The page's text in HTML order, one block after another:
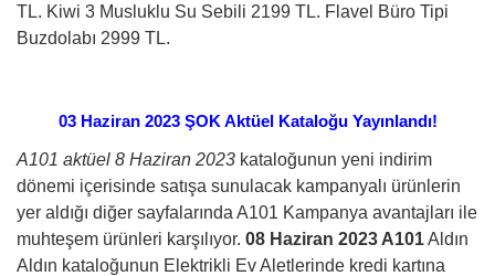
TL. Kiwi 3 Musluklu Su Sebili 2199 TL. Flavel Büro Tipi
Buzdolabı 2999 TL.
03 Haziran 2023 ŞOK Aktüel Kataloğu Yayınlandı!
A101 aktüel 8 Haziran 2023 kataloğunun yeni indirim
dönemi içerisinde satışa sunulacak kampanyalı ürünlerin
yer aldığı diğer sayfalarında A101 Kampanya avantajları ile
muhteşem ürünleri karşılıyor. 08 Haziran 2023 A101Aldın
Aldın kataloğunun Elektrikli Ev Aletlerinde kredi kartına